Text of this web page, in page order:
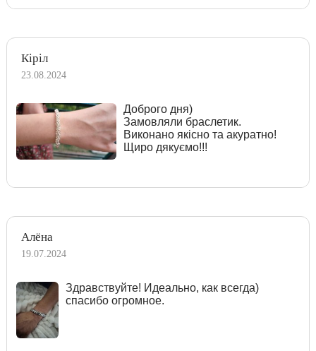
Кіріл
23.08.2024
Доброго дня)
Замовляли браслетик.
Виконано якісно та акуратно!
Щиро дякуємо!!!
Алёна
19.07.2024
Здравствуйте! Идеально, как всегда)
спасибо огромное.